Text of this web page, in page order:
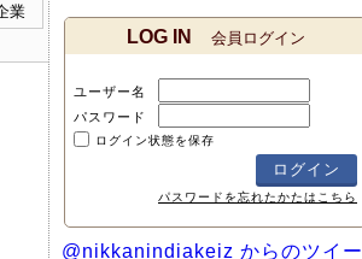
業
LOG IN 会員ログイン
ユーザー名
パスワード
ログイン状態を保存
パスワードを忘れたかたはこちら
@nikkanindiakeiz からのツイー